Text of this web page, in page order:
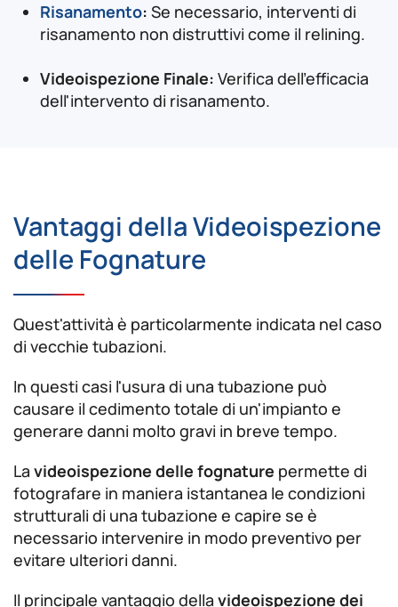
Risanamento: Se necessario, interventi di
risanamento non distruttivi come il relining.
Videoispezione Finale: Verifica dell'efficacia
dell'intervento di risanamento.
Vantaggi della Videoispezione
delle Fognature
Quest'attività è particolarmente indicata nel caso
di vecchie tubazioni.
In questi casi l'usura di una tubazione può
causare il cedimento totale di un'impianto e
generare danni molto gravi in breve tempo.
La videoispezione delle fognature permette di
fotografare in maniera istantanea le condizioni
strutturali di una tubazione e capire se è
necessario intervenire in modo preventivo per
evitare ulteriori danni.
Il principale vantaggio della videoispezione dei